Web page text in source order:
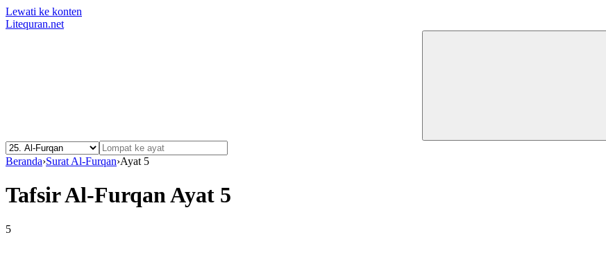
Lewati ke konten
Litequran.net
Beranda›Surat Al-Furqan›Ayat 5
Tafsir Al-Furqan Ayat 5
5